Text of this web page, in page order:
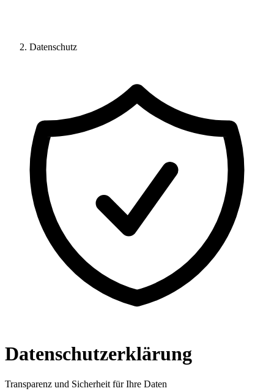
Datenschutz
Datenschutzerklärung
Transparenz und Sicherheit für Ihre Daten